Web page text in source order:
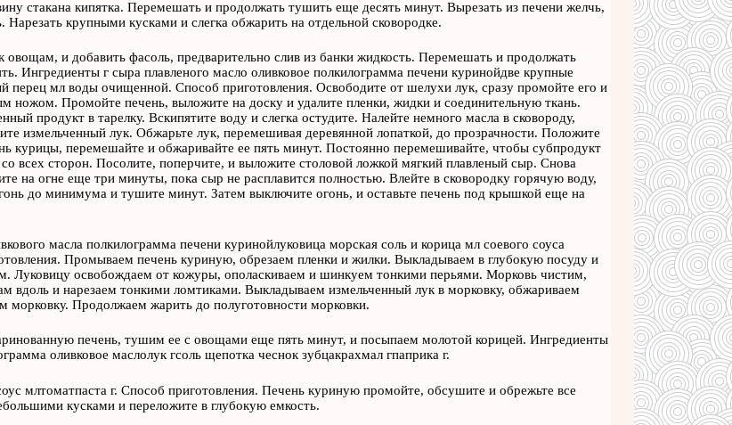
стакана кипятка. Перемешать и продолжать тушить еще десять минут. Вырезать из печени желчь,
крупными кусками и слегка обжарить на отдельной сковородке.
овощам, и добавить фасоль, предварительно слив из банки жидкость. Перемешать и продолжать
Ингредиенты г сыра плавленого масло оливковое полкилограмма печени куринойдве крупные
перец мл воды очищенной. Способ приготовления. Освободите от шелухи лук, сразу промойте его и
ножом. Промойте печень, выложите на доску и удалите пленки, жидки и соединительную ткань.
продукт в тарелку. Вскипятите воду и слегка остудите. Налейте немного масла в сковороду,
измельченный лук. Обжарьте лук, перемешивая деревянной лопаткой, до прозрачности. Положите
курицы, перемешайте и обжаривайте ее пять минут. Постоянно перемешивайте, чтобы субпродукт
всех сторон. Посолите, поперчите, и выложите столовой ложкой мягкий плавленый сыр. Снова
на огне еще три минуты, пока сыр не расплавится полностью. Влейте в сковородку горячую воду,
до минимума и тушите минут. Затем выключите огонь, и оставьте печень под крышкой еще на
масла полкилограмма печени куринойлуковица морская соль и корица мл соевого соуса
Промываем печень куриную, обрезаем пленки и жилки. Выкладываем в глубокую посуду и
Луковицу освобождаем от кожуры, ополаскиваем и шинкуем тонкими перьями. Морковь чистим,
вдоль и нарезаем тонкими ломтиками. Выкладываем измельченный лук в морковку, обжариваем
морковку. Продолжаем жарить до полуготовности морковки.
печень, тушим ее с овощами еще пять минут, и посыпаем молотой корицей. Ингредиенты
оливковое маслолук гсоль щепотка чеснок зубцакрахмал гпаприка г.
млтоматпаста г. Способ приготовления. Печень куриную промойте, обсушите и обрежьте все
кусками и переложите в глубокую емкость.